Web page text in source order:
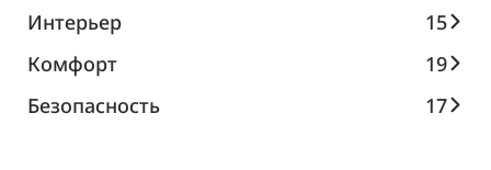
Интерьер
15
Комфорт
19
Безопасность
17